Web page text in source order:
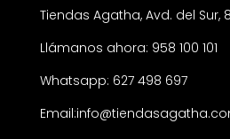
Tiendas Agatha, Avd. del Sur,
Llámanos ahora: 958 100 101
Whatsapp: 627 498 697
Email: